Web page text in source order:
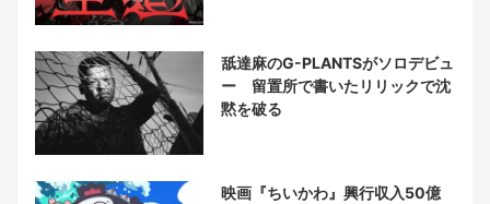
舐達麻のG-PLANTSがソロデビュ
ー 留置所で書いたリリックで沈
黙を破る
映画『ちいかわ』興行収入50億